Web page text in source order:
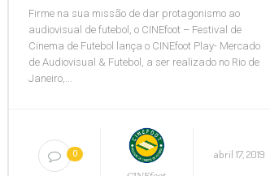
Firme na sua missão de dar protagonismo ao
audiovisual de futebol, o CINEfoot – Festival de
Cinema de Futebol lança o CINEfoot Play- Mercado
de Audiovisual & Futebol, a ser realizado no Rio de
Janeiro,...
0 abril 17, 2019